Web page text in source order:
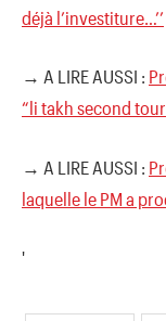
déjà l’investiture…’’
→ A LIRE AUSSI :
“li takh second
→ A LIRE AUSSI :
laquelle le PM a
'